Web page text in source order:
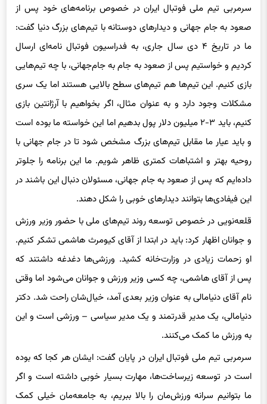
سرمربی تیم ملی فوتبال ایران در خصوص برنامه‌های خود پس از
صعود به جام جهانی و دیدارهای دوستانه با تیم‌های بزرگ دنیا گفت:
ما در تاریخ ۴ دی سال جاری، به فدراسیون فوتبال نامه‌ای ارسال
کردیم و خواستیم پس از صعود به جام‌ به جام‌جهانی، با چه تیم‌هایی
بازی کنیم. این تیم‌ها هم تیم‌های سطح بالایی هستند اما یک سری
مشکلات وجود دارد و به عنوان مثال، اگر بخواهیم با آرژانتین بازی
کنیم، باید ۳-۲ میلیون دلار پول بدهیم اما این خواسته ما بوده است
و باید عیار ما مقابل تیم‌های بزرگ مشخص شود تا در جام جهانی با
روحیه بهتر و اشتباهات کمتری ظاهر شویم. ما این برنامه را جلوتر
داده‌ایم که پس از صعود به جام جهانی، مسئولان دنبال این باشند در
این فیفادی‌ها بتوانند دیدارهای خوبی را شکل دهند.
قلعه‌نویی در خصوص توسعه روند تیم‌های ملی با حضور وزیر ورزش
و جوانان اظهار کرد:‌ باید در ابتدا از آقای کیومرث هاشمی تشکر کنیم.
او زحمات زیادی در وزارت‌خانه کشید. ورزشی‌ها دغدغه داشتند که
پس از آقای هاشمی، چه کسی وزیر ورزش و جوانان می‌شود اما وقتی
نام آقای دنیامالی به عنوان وزیر بعدی آمد، خیال‌شان راحت شد. دکتر
دنیامالی، یک مدیر قدرتمند و یک مدیر سیاسی – ورزشی است و این
به ورزش ما کمک می‌کنند.
سرمربی تیم ملی فوتبال ایران در پایان گفت: ایشان هر کجا که بوده
است در توسعه زیرساخت‌ها، مهارت بسیار خوبی داشته است و اگر
ما بتوانیم سرانه ورزش‌مان را بالا ببریم، به جامعه‌مان خیلی کمک